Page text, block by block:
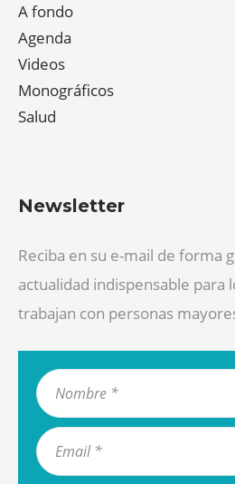
A fondo
Agenda
Videos
Monográficos
Salud
Newsletter
Reciba en su e-mail de forma
actualidad indispensable para
trabajan con personas